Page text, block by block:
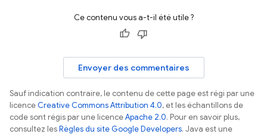
Ce contenu vous a-t-il été utile ?
Envoyer des commentaires
Sauf indication contraire, le contenu de cette page est régi par une
licenceCreative Commons Attribution 4.0, et les échantillons de
code sont régis par une licenceApache 2.0. Pour en savoir plus,
consultez lesRègles du site Google Developers. Java est une